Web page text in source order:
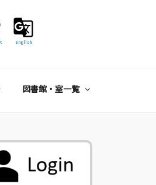
English
図書館・室一覧